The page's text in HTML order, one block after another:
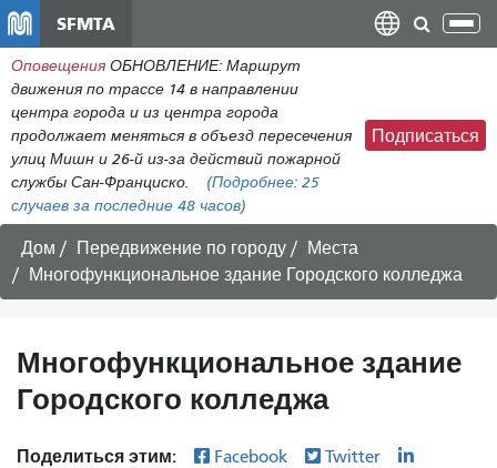
общему
содержанию
SFMTA
Оповещения ОБНОВЛЕНИЕ: Маршрут
движения по трассе 14 в направлении
центра города и из центра города
продолжает меняться в объезд пересечения
улиц Мишн и 26-й из-за действий пожарной
службы Сан-Франциско.
(Подробнее: 25
случаев за последние 48 часов)
Подписаться
Дом Передвижение по городу
Места
Многофункциональное здание Городского колледжа
Многофункциональное здание
Городского колледжа
Поделиться этим: Facebook
Twitter